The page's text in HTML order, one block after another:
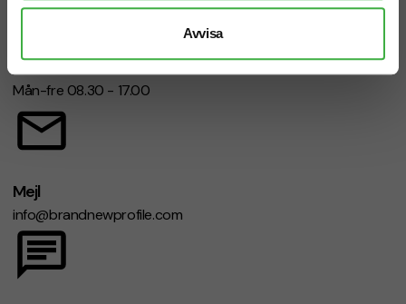
Avvisa
Telefon: 019-760 65 00
Mån-fre 08.30 - 17.00
Mejl
info@brandnewprofile.com